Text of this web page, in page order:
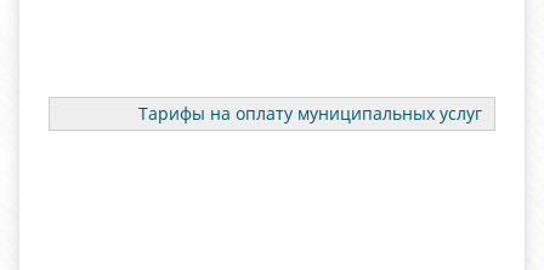
Тарифы на оплату муниципальных услуг